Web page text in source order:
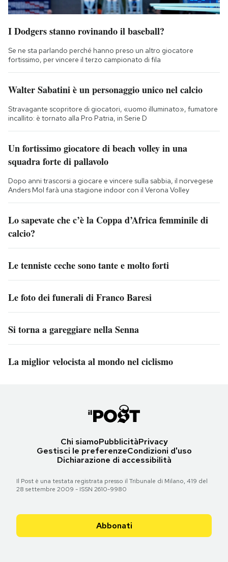
I Dodgers stanno rovinando il baseball?
Se ne sta parlando perché hanno preso un altro giocatore
fortissimo, per vincere il terzo campionato di fila
Walter Sabatini è un personaggio unico nel calcio
Stravagante scopritore di giocatori, «uomo illuminato», fumatore
incallito: è tornato alla Pro Patria, in Serie D
Un fortissimo giocatore di beach volley in una
squadra forte di pallavolo
Dopo anni trascorsi a giocare e vincere sulla sabbia, il norvegese
Anders Mol farà una stagione indoor con il Verona Volley
Lo sapevate che c’è la Coppa d’Africa femminile di
calcio?
Le tenniste ceche sono tante e molto forti
Le foto dei funerali di Franco Baresi
Si torna a gareggiare nella Senna
La miglior velocista al mondo nel ciclismo
Chi siamoPubblicitàPrivacy
Gestisci le preferenzeCondizioni d'uso
Dichiarazione di accessibilità
Il Post è una testata registrata presso il Tribunale di Milano, 419 del
28 settembre 2009 - ISSN 2610-9980
Abbonati